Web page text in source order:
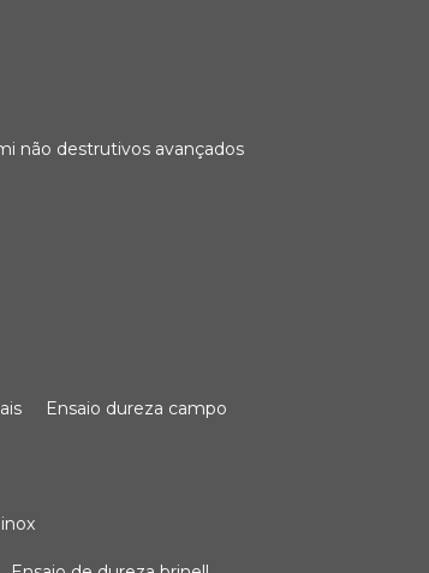
não destrutivos avançados
ensaio dureza campo